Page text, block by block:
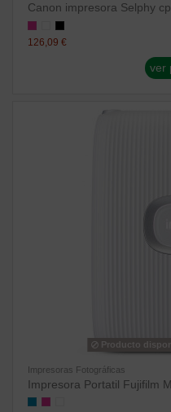
Canon impresora Selphy
126,09 €
ver
Producto
Impresoras Fotográficas
Impresora Portatil Fujifilm